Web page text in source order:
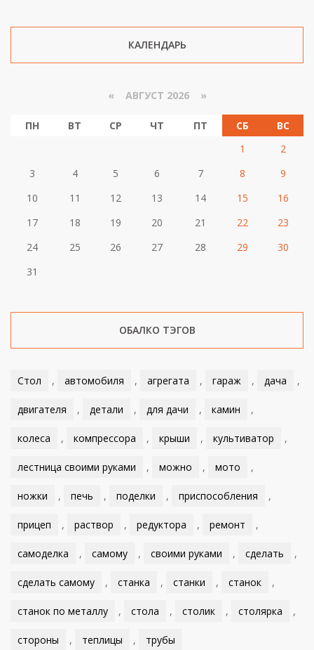
КАЛЕНДАРЬ
« АВГУСТ 2026 »
ПН ВТ СР ЧТ ПТ СБ
ВС
1
2
3
4 5 6 7 8
9
10
11 12 13 14 15
16
17
18 19 20 21 22
23
24
25 26 27 28 29
30
31
ОБАЛКО ТЭГОВ
Стол , автомобиля , агрегата , гараж , дача ,
двигателя , детали , для дачи , камин ,
колеса , компрессора , крыши , культиватор ,
лестница своими руками , можно , мото ,
ножки , печь , поделки , приспособления ,
прицеп , раствор , редуктора , ремонт ,
самоделка , самому , своими руками , сделать ,
сделать самому , станка , станки , станок ,
станок по металлу , стола , столик , столярка ,
стороны , теплицы , трубы